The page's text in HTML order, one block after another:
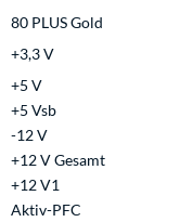
80 PLUS Gold
+3,3 V
+5 V
+5 Vsb
-12 V
+12 V Gesamt
+12 V1
Aktiv-PFC